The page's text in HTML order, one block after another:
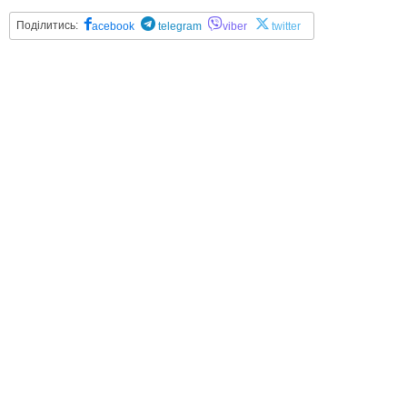
Поділитись: acebook telegram viber twitter